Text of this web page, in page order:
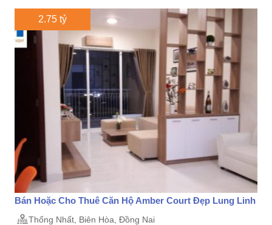
2.75 tỷ
Bán Hoặc Cho Thuê Căn Hộ Amber Court Đẹp Lung Linh
Thống Nhất, Biên Hòa, Đồng Nai